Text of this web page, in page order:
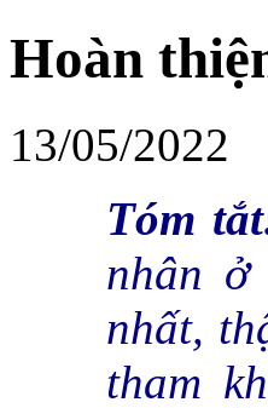
Hoàn
13/05/2022
Tóm
nhân ở
nhất,
tham